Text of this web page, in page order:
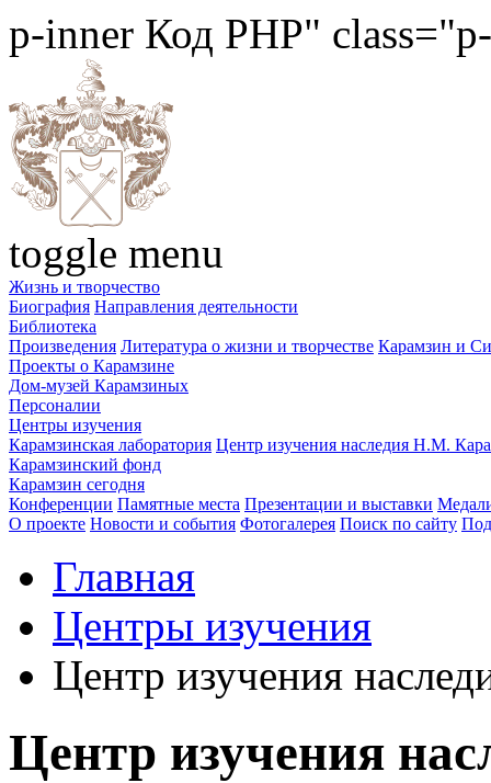
p-inner Код PHP"
toggle menu
Жизнь и творчество
Биография Направления деятельности
Библиотека
Произведения Литература о жизни и творчестве Карамзин и
Проекты о Карамзине
Дом-музей Карамзиных
Персоналии
Центры изучения
Карамзинская лаборатория Центр изучения наследия Н.М.
Карамзинский фонд
Карамзин сегодня
Конференции Памятные места Презентации и выставки
О проекте Новости и события Фотогалерея Поиск по сайту
Главная
Центры изучения
Центр изучения
Центр изучения